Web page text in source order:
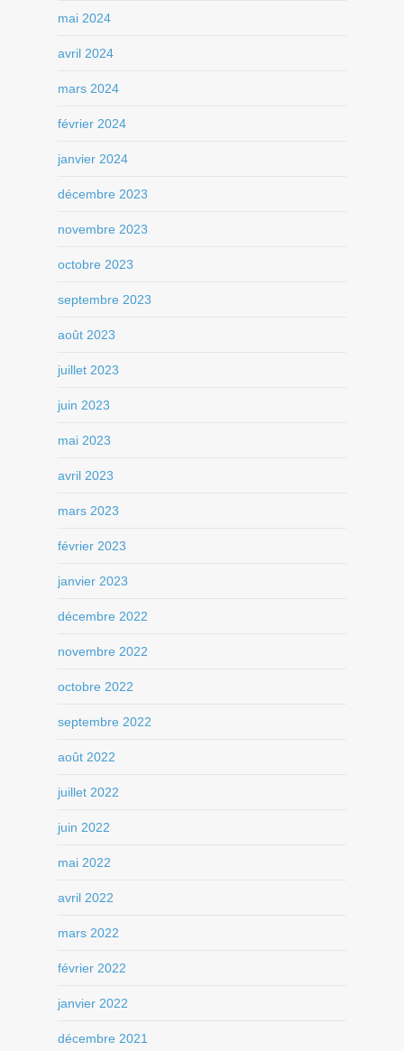
mai 2024
avril 2024
mars 2024
février 2024
janvier 2024
décembre 2023
novembre 2023
octobre 2023
septembre 2023
août 2023
juillet 2023
juin 2023
mai 2023
avril 2023
mars 2023
février 2023
janvier 2023
décembre 2022
novembre 2022
octobre 2022
septembre 2022
août 2022
juillet 2022
juin 2022
mai 2022
avril 2022
mars 2022
février 2022
janvier 2022
décembre 2021